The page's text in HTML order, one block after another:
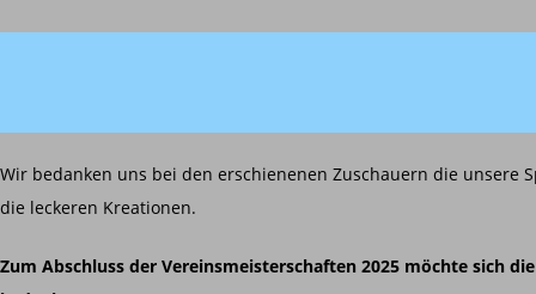
Wir bedanken uns bei den erschienenen Zuschauern die
die leckeren Kreationen.
Zum Abschluss der Vereinsmeisterschaften 2025 möchte sich